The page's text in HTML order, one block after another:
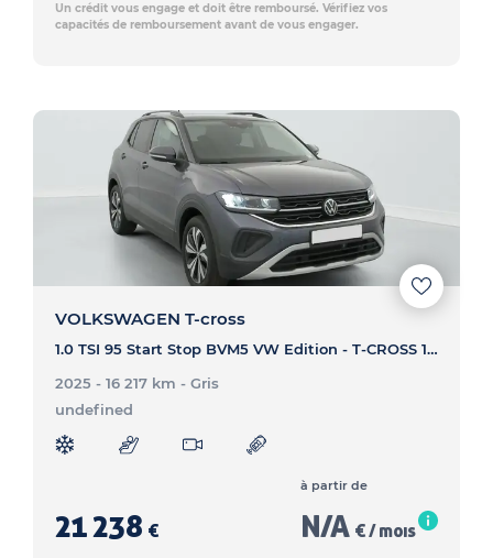
Un crédit vous engage et doit être remboursé. Vérifiez vos
capacités de remboursement avant de vous engager.
VOLKSWAGEN T-cross
1.0 TSI 95 Start Stop BVM5 VW Edition - T-CROSS 1.0 TSI 95 Start Stop BVM5 VW Edition
2025 - 16 217 km - Gris
undefined
21 238 €
à partir de
N/A € / mois